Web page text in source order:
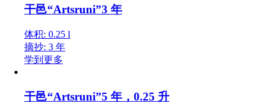
干邑“Artsruni”3 年
体积: 0.25 l
摘抄: 3 年
学到更多
干邑“Artsruni”5 年，0.25 升